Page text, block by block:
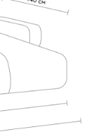
380